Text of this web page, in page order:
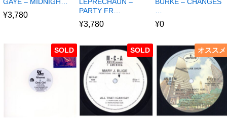
¥3,780
PARTY FR…
¥3,780 ¥0
SOLD SOLD オススメ